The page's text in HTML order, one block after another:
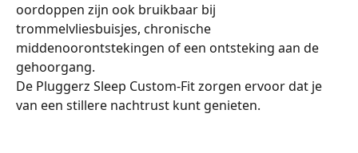
oordoppen zijn ook bruikbaar bij
trommelvliesbuisjes, chronische
middenoorontstekingen of een ontsteking aan de
gehoorgang.
De Pluggerz Sleep Custom-Fit zorgen ervoor dat je
van een stillere nachtrust kunt genieten.